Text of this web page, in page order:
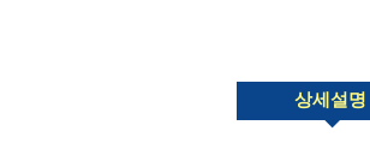
상세설명